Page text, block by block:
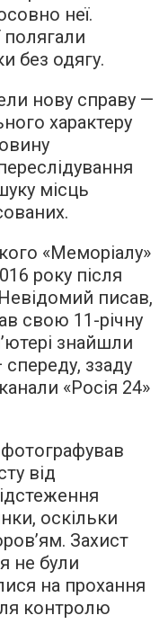
неї.
полягали
без одягу.
нову справу —
характеру
місць
«Меморіалу»
року після
Невідомий писав,
свою 11-річну
знайшли
ззаду
«Росія 24»
від
оскільки
Захист
не були
на прохання
контролю